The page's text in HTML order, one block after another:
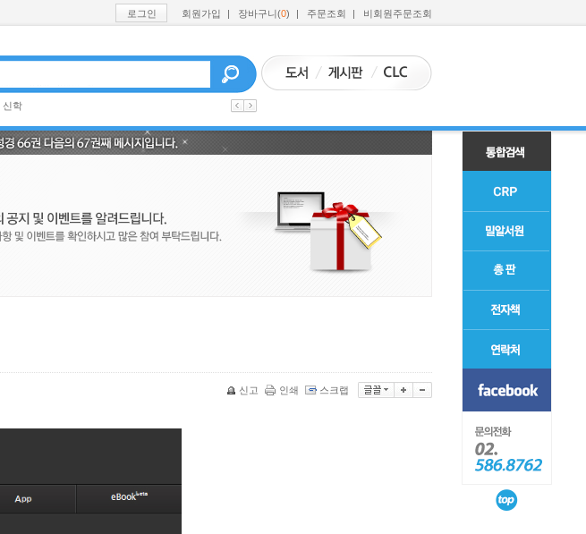
로그인 회원가입 | 장바구니(0) | 주문조회 | 비회원주문조회
신학
신고 인쇄 스크랩